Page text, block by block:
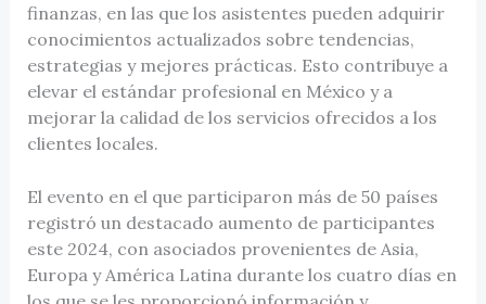
finanzas, en las que los asistentes pueden adquirir
conocimientos actualizados sobre tendencias,
estrategias y mejores prácticas. Esto contribuye a
elevar el estándar profesional en México y a
mejorar la calidad de los servicios ofrecidos a los
clientes locales.
El evento en el que participaron más de 50 países
registró un destacado aumento de participantes
este 2024, con asociados provenientes de Asia,
Europa y América Latina durante los cuatro días en